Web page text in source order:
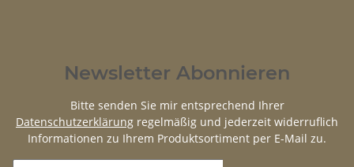
Newsletter Abonnieren
Bitte senden Sie mir entsprechend Ihrer
Datenschutzerklärung regelmäßig und jederzeit widerruflich
Informationen zu Ihrem Produktsortiment per E-Mail zu.